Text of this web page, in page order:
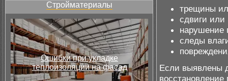
Стройматериалы
Ошибки при укладке
теплоизоляции на фасад
трещины
сдвиги или
нарушение
следы
Если выявлены